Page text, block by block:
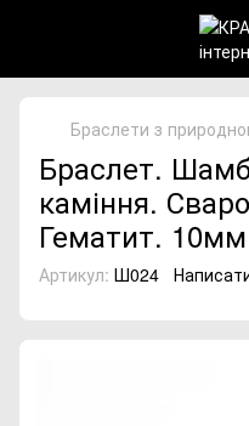
Браслети з
Браслет.
каміння.
Гематит. 10мм
Артикул: Ш024